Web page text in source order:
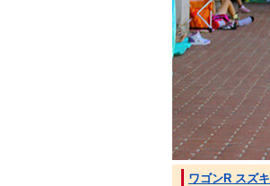
ワゴンR スズキ